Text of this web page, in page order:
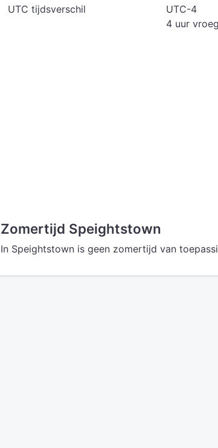
UTC tijdsverschil
UTC-4
4 uur
Zomertijd Speightstown
In Speightstown is geen zomertijd van